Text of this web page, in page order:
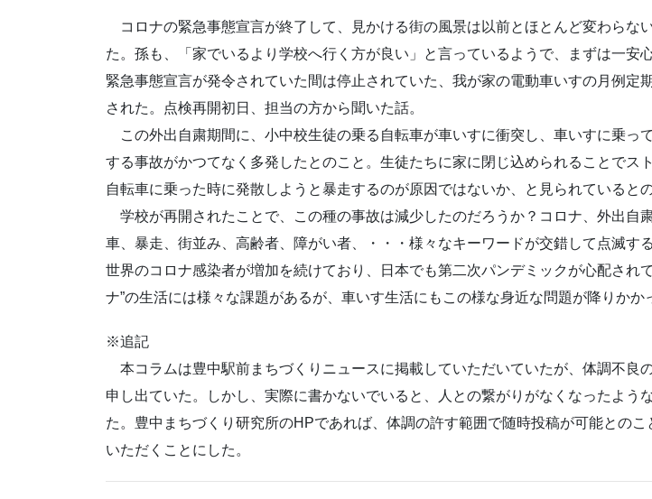
コロナの緊急事態宣言が終了して、見かける街の風景は以前とほとんど変わらな
た。孫も、「家でいるより学校へ行く方が良い」と言っているようで、まずは一安心
緊急事態宣言が発令されていた間は停止されていた、我が家の電動車いすの月例定
された。点検再開初日、担当の方から聞いた話。
この外出自粛期間に、小中校生徒の乗る自転車が車いすに衝突し、車いすに乗っ
する事故がかつてなく多発したとのこと。生徒たちに家に閉じ込められることでス
自転車に乗った時に発散しようと暴走するのが原因ではないか、と見られているとの
学校が再開されたことで、この種の事故は減少したのだろうか？コロナ、外出自
車、暴走、街並み、高齢者、障がい者、・・・様々なキーワードが交錯して点滅する
世界のコロナ感染者が増加を続けており、日本でも第二次パンデミックが心配され
ナ”の生活には様々な課題があるが、車いす生活にもこの様な身近な問題が降りかか
※追記
本コラムは豊中駅前まちづくりニュースに掲載していただいていたが、体調不良
申し出ていた。しかし、実際に書かないでいると、人との繋がりがなくなったよう
た。豊中まちづくり研究所のHPであれば、体調の許す範囲で随時投稿が可能とのこ
いただくことにした。